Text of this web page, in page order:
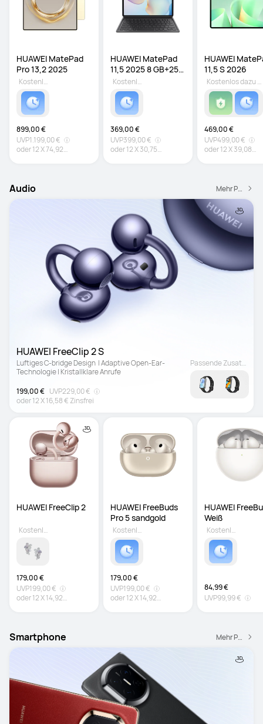
HUAWEI MatePad
Pro 13,2 2025
899,00 €
UVP1.199,00 €
oder12X74,92
Kostenlos dazu sichern
HUAWEI MatePad
11,5 2025 8 GB+256
GB Grau
369,00 €
UVP399,00 €
oder12X30,75
Kostenlos dazu sichern
HUAWEI
469,00 €
UVP499,00 €
oder12X39,08
Kostenlos dazu sichern
Audio Mehr Produkte
HUAWEI FreeClip 2 S
Luftiges C-bridge Design  | Adaptive Open-Ear-
199,00 € UVP229,00 €
oder12X16,58 € Zinsfrei
Passende Zusatzprodukt
HUAWEI FreeClip 2
179,00 €
UVP199,00 €
oder12X14,92
Kostenlos dazu sichern
HUAWEI FreeBuds
Pro 5 sandgold
179,00 €
UVP199,00 €
oder12X14,92
Kostenlos dazu sichern
HUAWEI
Weiß
84,99 €
UVP99,99 €
Kostenlos dazu sichern
Smartphone Mehr Produkte